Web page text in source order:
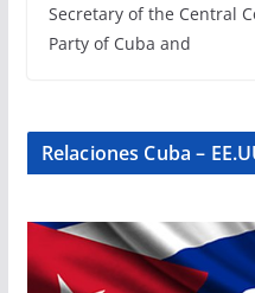
Secretary of the Central
Party of Cuba and
Relaciones Cuba –